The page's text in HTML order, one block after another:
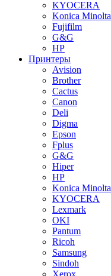
KYOCERA
Konica Minolta
Fujifilm
G&G
HP
Принтеры
Avision
Brother
Cactus
Canon
Deli
Digma
Epson
Fplus
G&G
Hiper
HP
Konica Minolta
KYOCERA
Lexmark
OKI
Pantum
Ricoh
Samsung
Sindoh